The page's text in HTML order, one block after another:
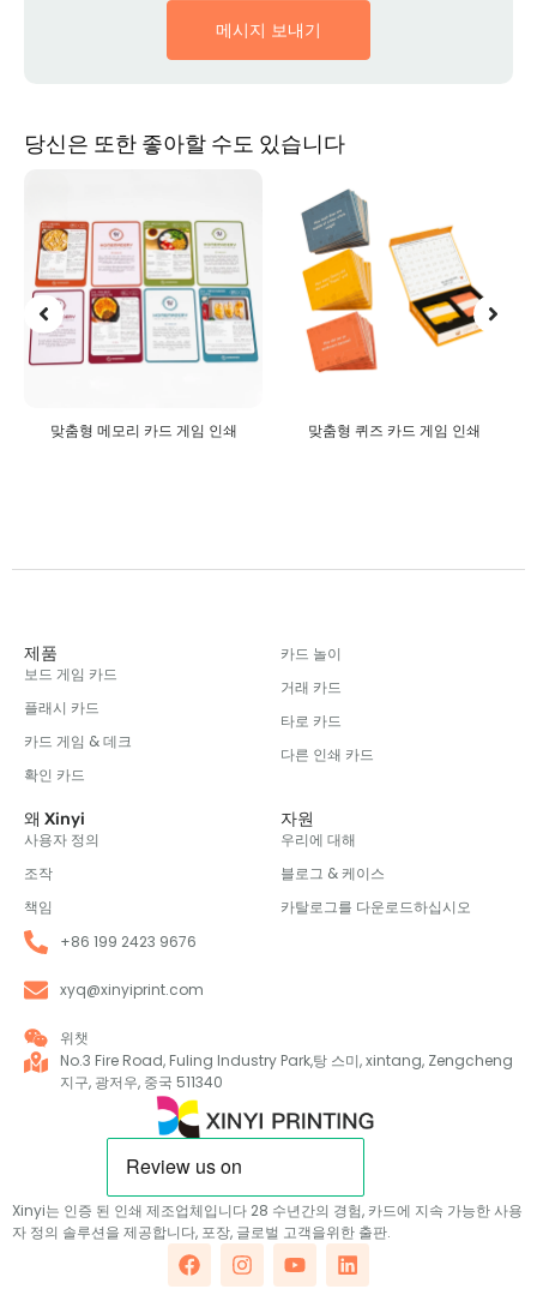
메시지 보내기
당신은 또한 좋아할 수도 있습니다
맞춤형 메모리 카드 게임 인쇄 맞춤형 퀴즈 카드 게임 인쇄
Xinyi는 인증 된 인쇄 제조업체입니다 28 수년간의 경험, 카드에 지속 가능한 사용
자 정의 솔루션을 제공합니다, 포장, 글로벌 고객을위한 출판.
제품
보드 게임 카드
플래시 카드
카드 게임 & 데크
확인 카드
카드 놀이
거래 카드
타로 카드
다른 인쇄 카드
왜 Xinyi
사용자 정의
조작
책임
자원
우리에 대해
블로그 & 케이스
카탈로그를 다운로드하십시오
+86 199 2423 9676
xyq@xinyiprint.com
위챗
No.3 Fire Road, Fuling Industry Park,탕 스미, xintang, Zengcheng
지구, 광저우, 중국 511340